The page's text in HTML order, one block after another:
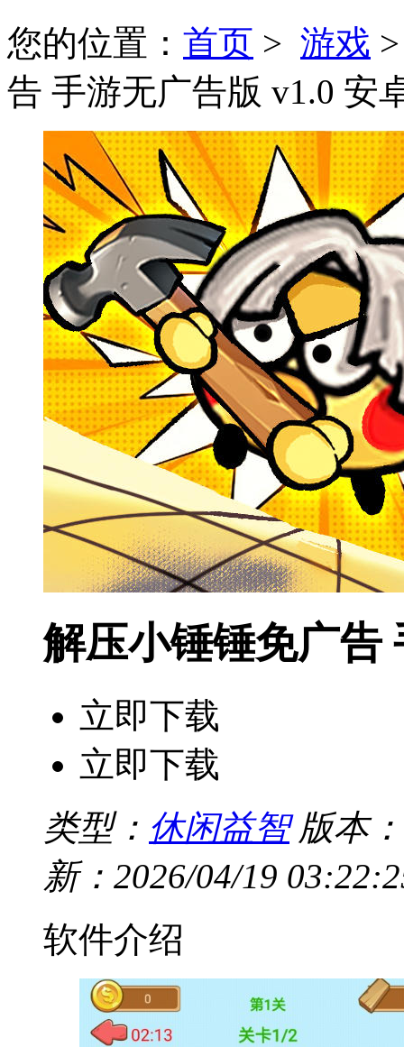
您的位置： 首页 > 游戏
告 手游无广告版 v1.0 安
解压小锤锤免广告
立即下载
立即下载
类型： 休闲益智 版本
新：2026/04/19
软件介绍